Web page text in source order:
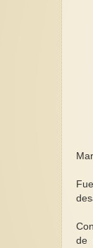
de